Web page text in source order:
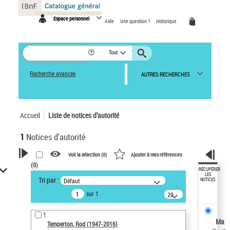
Espace personnel Aide Une question ? Historique
Tout
Recherche avancée AUTRES RECHERCHES
Accueil Liste de notices d’autorité
1 Notices d'autorité
VOTRE RECHERCHE
Recherche avancée dans les
notices d’autorité
Œuvres liées à l'auteur :
Temperton, Rod (1947-2016)
Voir la sélection (0) Ajouter à mes références
(0)
Tri par : Défaut
sur 1
20
résultats/page
1
Temperton, Rod (1947-2016)
RÉCUPÉRER
LES
NOTICES
Ma
Panneau de gestion des cookies